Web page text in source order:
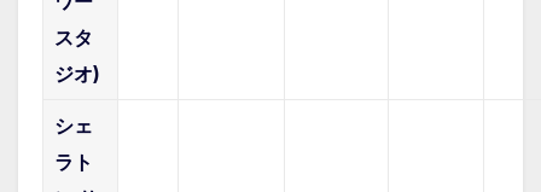
スタ
ジオ)
シェ
ラト